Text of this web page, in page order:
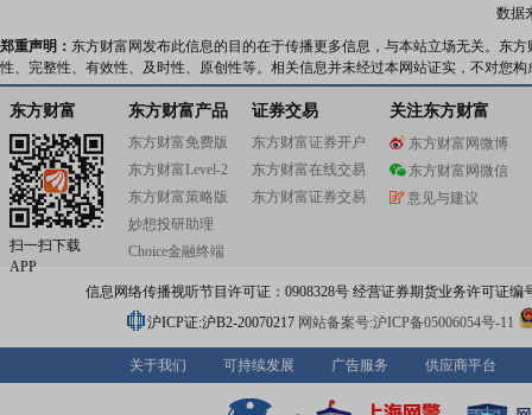
数据
郑重声明： 东方财富网发布此信息的目的在于传播更多信息，与本站立场无关。东
性、完整性、有效性、及时性、原创性等。相关信息并未经过本网站证实，不对您
东方财富
扫一扫下载
APP
东方财富产品
东方财富免费版
东方财富Level-2
东方财富策略版
妙想投研助理
Choice金融终端
证券交易
东方财富证券开户
东方财富在线交易
东方财富证券交易
关注东方财富
东方财富网微博
东方财富网微信
意见与建议
信息网络传播视听节目许可证：0908328号 经营证券期货业务许可证编
沪ICP证:沪B2-20070217 网站备案号:沪ICP备05006054号-11
关于我们 可持续发展 广告服务 供应商平台